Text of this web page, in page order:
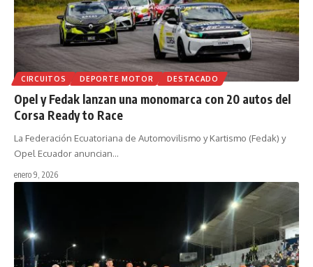
CIRCUITOS DEPORTE MOTOR DESTACADO
Opel y Fedak lanzan una monomarca con 20 autos del
Corsa Ready to Race
La Federación Ecuatoriana de Automovilismo y Kartismo (Fedak) y
Opel Ecuador anuncian…
enero 9, 2026